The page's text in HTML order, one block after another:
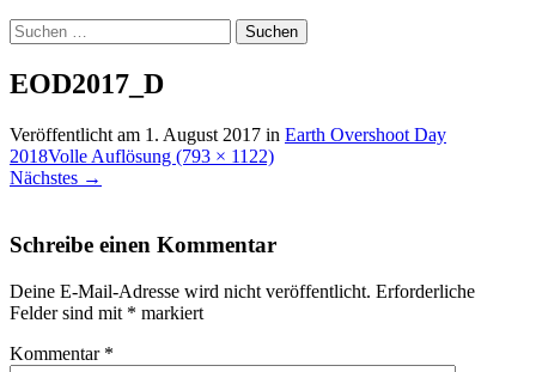
Suchen
nach:
EOD2017_D
Veröffentlicht am 1. August 2017 in Earth Overshoot Day
2018Volle Auflösung (793 × 1122)
Nächstes →
Schreibe einen Kommentar
Deine E-Mail-Adresse wird nicht veröffentlicht. Erforderliche
Felder sind mit * markiert
Kommentar *